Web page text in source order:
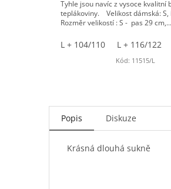
Tyhle jsou navíc z vysoce kvalitní
teplákoviny. Velikost dámská: S,
Rozměr velikostí : S - pas 29 cm,...
L + 104/110 L + 116/122
Kód: 11515/L
Popis Diskuze
Krásná dlouhá sukně